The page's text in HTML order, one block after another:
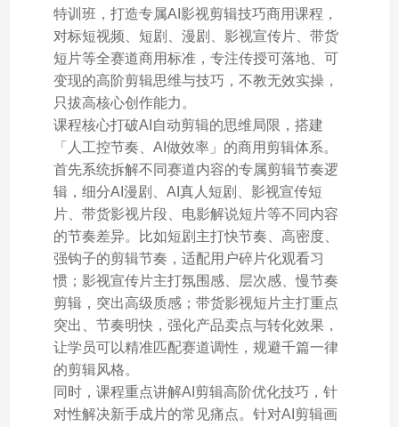
特训班，打造专属AI影视剪辑技巧商用课程，
对标短视频、短剧、漫剧、影视宣传片、带货
短片等全赛道商用标准，专注传授可落地、可
变现的高阶剪辑思维与技巧，不教无效实操，
只拔高核心创作能力。
课程核心打破AI自动剪辑的思维局限，搭建
「人工控节奏、AI做效率」的商用剪辑体系。
首先系统拆解不同赛道内容的专属剪辑节奏逻
辑，细分AI漫剧、AI真人短剧、影视宣传短
片、带货影视片段、电影解说短片等不同内容
的节奏差异。比如短剧主打快节奏、高密度、
强钩子的剪辑节奏，适配用户碎片化观看习
惯；影视宣传片主打氛围感、层次感、慢节奏
剪辑，突出高级质感；带货影视短片主打重点
突出、节奏明快，强化产品卖点与转化效果，
让学员可以精准匹配赛道调性，规避千篇一律
的剪辑风格。
同时，课程重点讲解AI剪辑高阶优化技巧，针
对性解决新手成片的常见痛点。针对AI剪辑画